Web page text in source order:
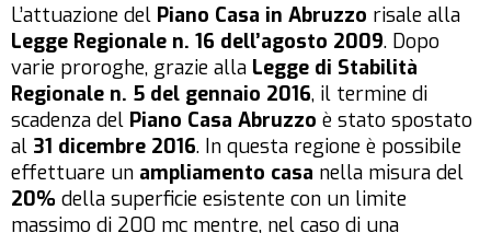
L’attuazione del Piano Casa in Abruzzo risale alla
Legge Regionale n. 16 dell’agosto 2009. Dopo
varie proroghe, grazie alla Legge di Stabilità
Regionale n. 5 del gennaio 2016, il termine di
scadenza del Piano Casa Abruzzo è stato spostato
al 31 dicembre 2016. In questa regione è possibile
effettuare un ampliamento casa nella misura del
20% della superficie esistente con un limite
massimo di 200 mc mentre, nel caso di una